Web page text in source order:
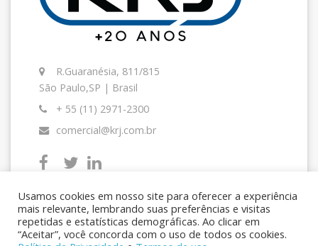
R.Guaranésia, 811/815
São Paulo,SP | Brasil
+ 55 (11) 2971-2300
comercial@krj.com.br
Usamos cookies em nosso site para oferecer a experiência
mais relevante, lembrando suas preferências e visitas
repetidas e estatísticas demográficas. Ao clicar em
“Aceitar”, você concorda com o uso de todos os cookies.